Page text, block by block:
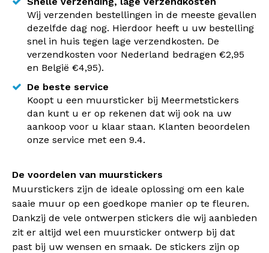
Wij verzenden bestellingen in de meeste gevallen
dezelfde dag nog. Hierdoor heeft u uw bestelling
snel in huis tegen lage verzendkosten. De
verzendkosten voor Nederland bedragen €2,95
en België €4,95).
De beste service
Koopt u een muursticker bij Meermetstickers
dan kunt u er op rekenen dat wij ook na uw
aankoop voor u klaar staan. Klanten beoordelen
onze service met een 9.4.
De voordelen van muurstickers
Muurstickers zijn de ideale oplossing om een kale
saaie muur op een goedkope manier op te fleuren.
Dankzij de vele ontwerpen stickers die wij aanbieden
zit er altijd wel een muursticker ontwerp bij dat
past bij uw wensen en smaak. De stickers zijn op